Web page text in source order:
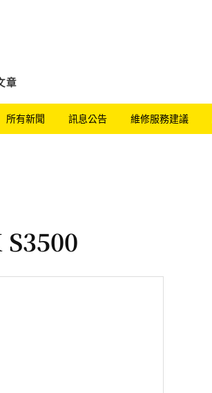
章
所有新聞 訊息公告 維修服務建議